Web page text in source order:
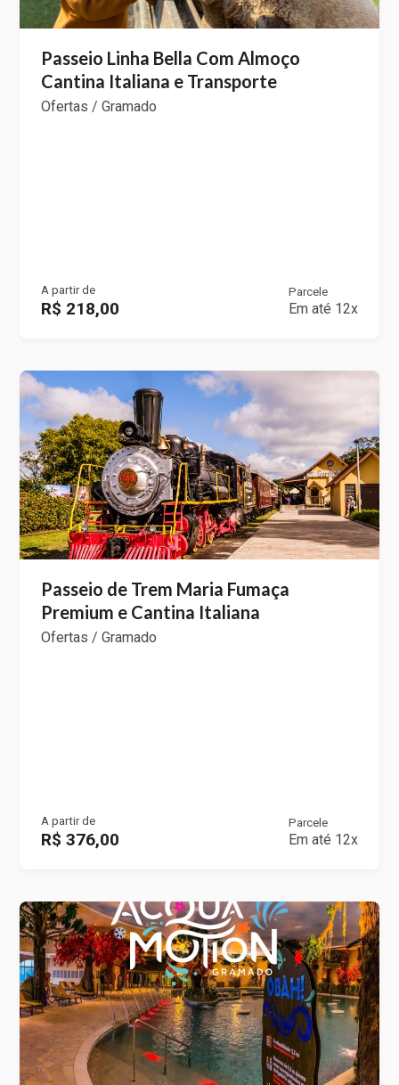
Passeio Linha Bella Com Almoço
Cantina Italiana e Transporte
Ofertas / Gramado
A partir de
R$ 218,00
Parcele
Em até 12x
Passeio de Trem Maria Fumaça
Premium e Cantina Italiana
Ofertas / Gramado
A partir de
R$ 376,00
Parcele
Em até 12x